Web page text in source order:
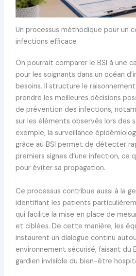
Un processus méthodique pour un
infections efficace
On pourrait comparer le BSI à une
pour les soignants dans un océan
besoins. Il structure le
prendre les meilleures décisions
de prévention des infections,
sur les éléments observés lors des
exemple, la surveillance
grâce au BSI permet de détecter
premiers signes d’une infection, ce
pour éviter sa propagation.
Ce processus contribue aussi à la
identifiant les patients
qui facilite la mise en place de
et ciblées. De cette manière, les
instaurent un dialogue continu
environnement sécurisé, faisant du
gardien invisible du bien-être